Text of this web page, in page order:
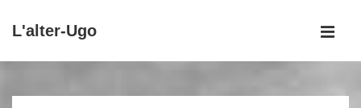
Vai
principale
L'alter-Ugo
principale